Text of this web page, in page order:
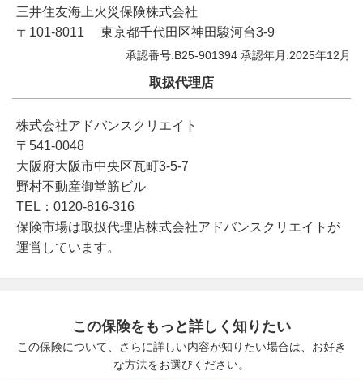
三井住友海上火災保険株式会社
〒101-8011 東京都千代田区神田駿河台3-9
承認番号:B25-901394 承認年月:2025年12月
取扱代理店
株式会社アドバンスクリエイト
〒541-0048
大阪府大阪市中央区瓦町3-5-7
野村不動産御堂筋ビル
TEL：0120-816-316
保険市場は取扱代理店株式会社アドバンスクリエイトが
運営しています。
この保険をもっと詳しく知りたい
この保険について、さらに詳しい内容が知りたい場合は、お好き
な方法をお選びください。